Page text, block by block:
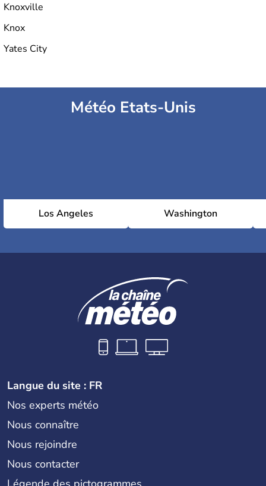
Knoxville
Knox
Yates City
Météo Etats-Unis
Los Angeles Washington
Langue du site : FR
Nos experts météo
Nous connaître
Nous rejoindre
Nous contacter